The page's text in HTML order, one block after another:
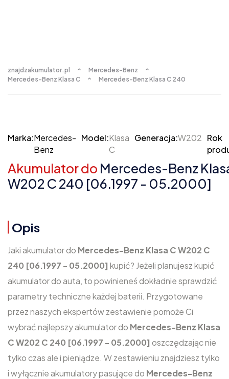
znajdzakumulator.pl
Mercedes-Benz
Mercedes-Benz Klasa C
Mercedes-Benz Klasa C 240
Marka:Mercedes-
Benz
Model:Klasa
C
Generacja:W202 Rok
Akumulator do Mercedes-Benz
W202 C 240 [06.1997 - 05.2000]
Opis
Jaki akumulator do Mercedes-Benz Klasa C W202 C
240 [06.1997 - 05.2000] kupić? Jeżeli planujesz kupić
akumulator do auta, to powinieneś dokładnie sprawdzić
parametry techniczne każdej baterii. Przygotowane
przez naszych ekspertów zestawienie pomoże Ci
wybrać najlepszy akumulator do Mercedes-Benz Klasa
C W202 C 240 [06.1997 - 05.2000] oszczędzając nie
tylko czas ale i pieniądze. W zestawieniu znajdziesz tylko
i wyłącznie akumulatory pasujące do Mercedes-Benz